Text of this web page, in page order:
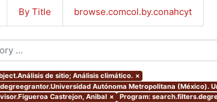
By Title browse.comcol.by.conahcyt
de sitio; Análisis climático. ×
Autónoma Metropolitana (México).
Castrejon, Anibal × Program: